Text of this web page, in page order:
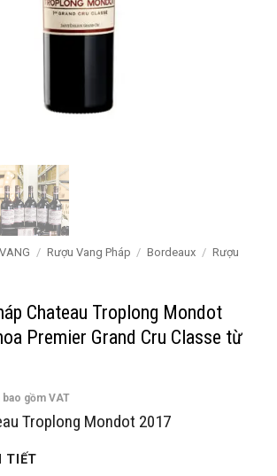
/ Rượu Vang Pháp / Bordeaux / Rượu
Chateau Troplong Mondot
Premier Grand Cru Classe từ
bao gồm VAT
Troplong Mondot 2017
TIẾT